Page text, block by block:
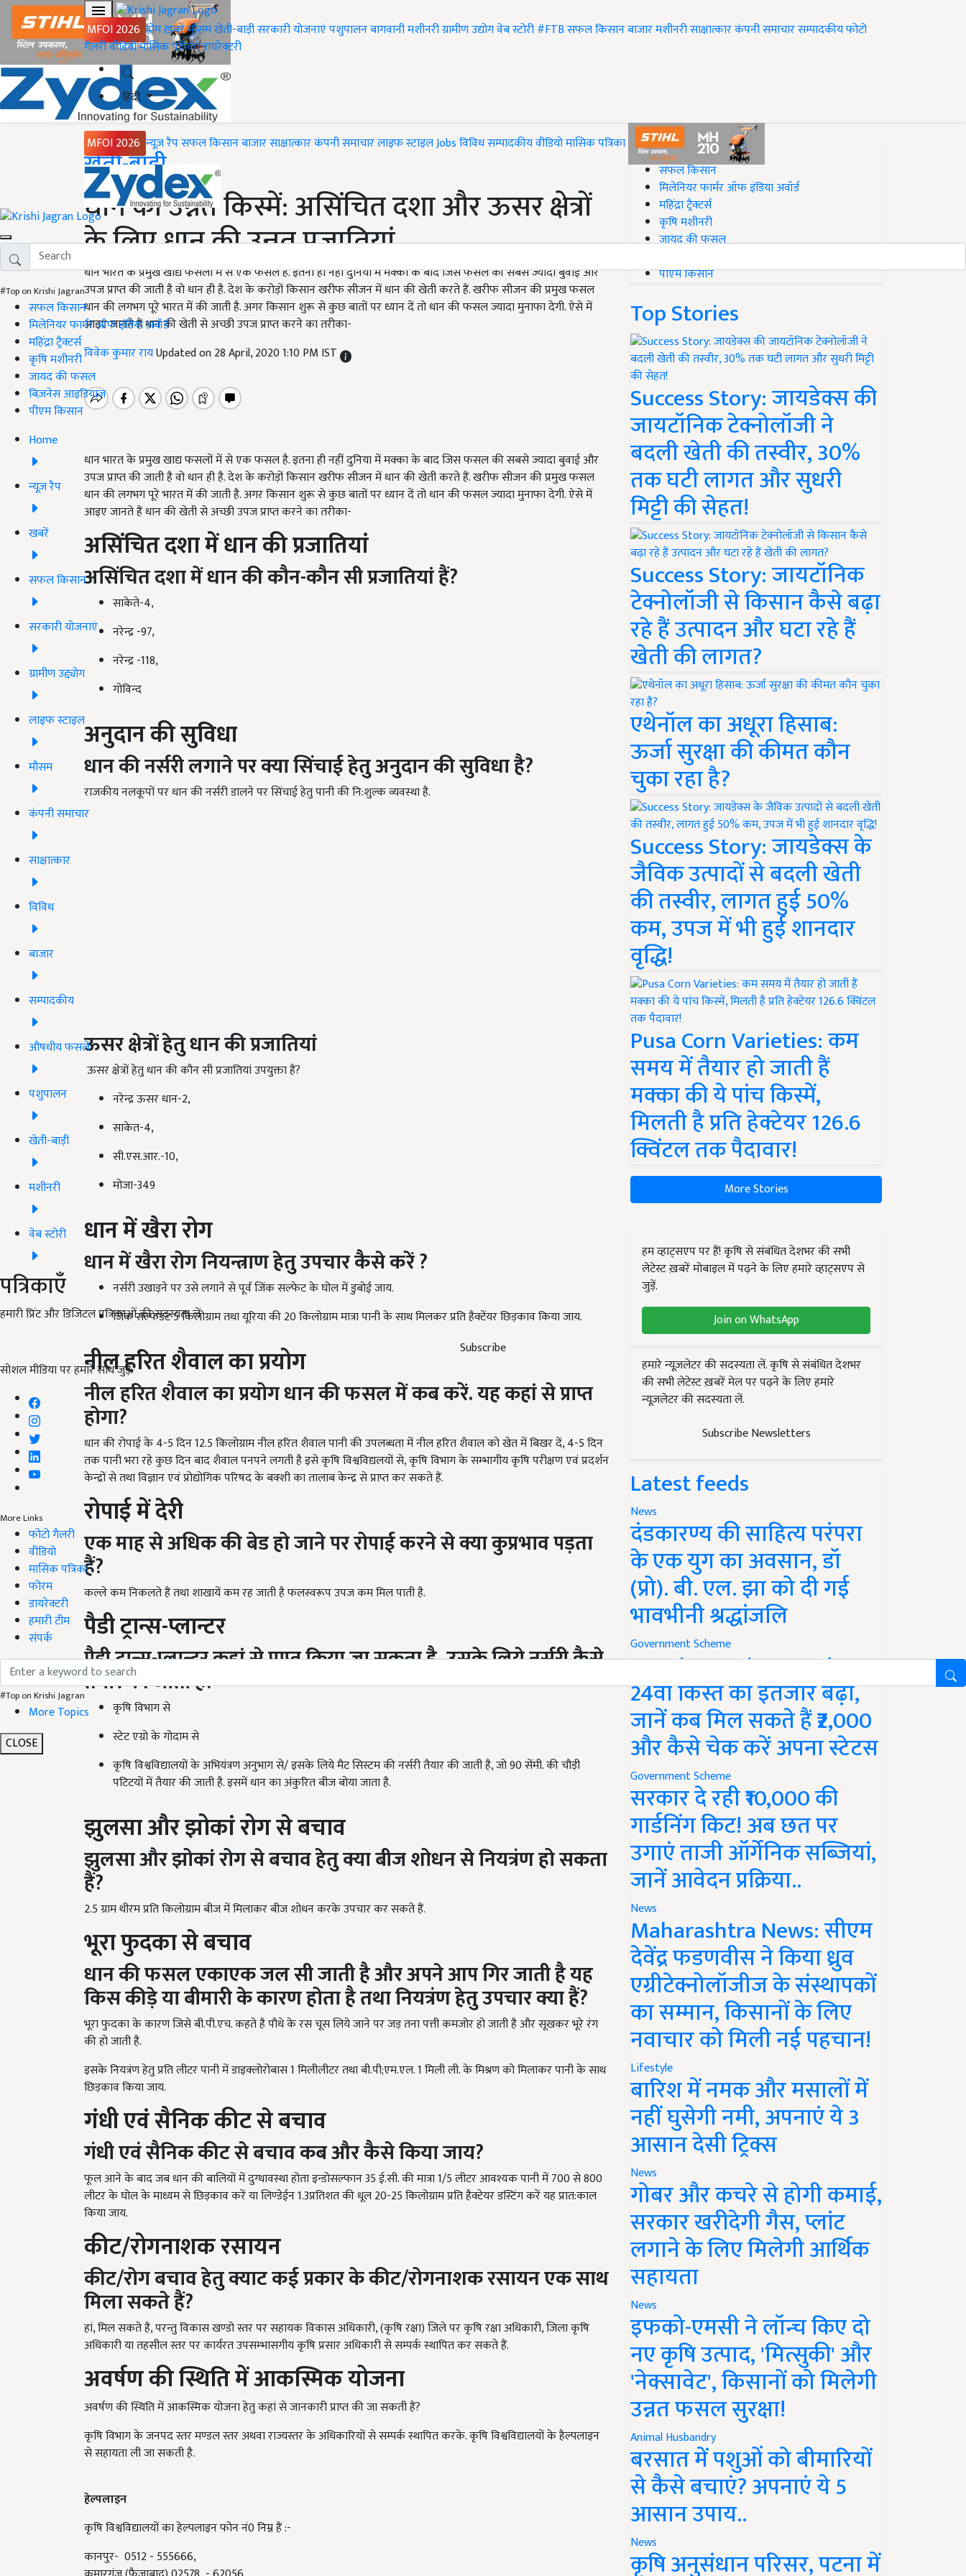
MFOI 2026 होमख़बरेंमौसमखेती-बाड़ीसरकारी योजनाएंपशुपालनबागवानीमशीनरीग्रामीण उद्योगवेब स्टोरी#FTBसफल किसानबाजारमशीनरीसाक्षात्कारकंपनी समाचारसम्पादकीयफोटो
गैलरीवीडियोमासिक पत्रिकाडायरेक्टरी
हिंदी
MFOI 2026 न्यूज़ रैपसफल किसानबाजारसाक्षात्कारकंपनी समाचारलाइफ स्टाइलJobsविविधसम्पादकीयवीडियोमासिक पत्रिका
#Top on Krishi Jagran
सफल किसान
मिलेनियर फार्मर ऑफ इंडिया अवॉर्ड
महिंद्रा ट्रैक्टर्स
कृषि मशीनरी
जायद की फसल
बिज़नेस आइडियाज
पीएम किसान
Home
न्यूज़ रैप
खबरें
सफल किसान
सरकारी योजनाएं
ग्रामीण उद्द्योग
लाइफ स्टाइल
मौसम
कंपनी समाचार
साक्षात्कार
विविध
बाजार
सम्पादकीय
औषधीय फसलें
पशुपालन
खेती-बाड़ी
मशीनरी
वेब स्टोरी
पत्रिकाएँ
हमारी प्रिंट और डिजिटल पत्रिकाओं की सदस्यता लें
Subscribe
सोशल मीडिया पर हमारे साथ जुड़ें:
More Links
फोटो गैलरी
वीडियो
मासिक पत्रिका
फोरम
डायरेक्टरी
हमारी टीम
संपर्क
#Top on Krishi Jagran
More Topics
CLOSE
Home
खेती-बाड़ी
धान की उन्नत किस्में: असिंचित दशा और ऊसर क्षेत्रों
के लिए धान की उन्नत प्रजातियां
धान भारत के प्रमुख खाद्य फसलों में से एक फसल है. इतना ही नहीं दुनिया में मक्का के बाद जिस फसल की सबसे ज्यादा बुवाई और
उपज प्राप्त की जाती है वो धान ही है. देश के करोड़ों किसान खरीफ सीजन में धान की खेती करते हैं. खरीफ सीजन की प्रमुख फसल
धान की लगभग पूरे भारत में की जाती है. अगर किसान शुरू से कुछ बातों पर ध्यान दें तो धान की फसल ज्यादा मुनाफा देगी. ऐसे में
आइए जानते हैं धान की खेती से अच्छी उपज प्राप्त करने का तरीका-
विवेक कुमार रायUpdated on 28 April, 2020 1:10 PM IST
धान भारत के प्रमुख खाद्य फसलों में से एक फसल है. इतना ही नहीं दुनिया में मक्का के बाद जिस फसल की सबसे ज्यादा बुवाई और
उपज प्राप्त की जाती है वो धान ही है. देश के करोड़ों किसान खरीफ सीजन में धान की खेती करते हैं. खरीफ सीजन की प्रमुख फसल
धान की लगभग पूरे भारत में की जाती है. अगर किसान शुरू से कुछ बातों पर ध्यान दें तो धान की फसल ज्यादा मुनाफा देगी. ऐसे में
आइए जानते हैं धान की खेती से अच्छी उपज प्राप्त करने का तरीका-
असिंचित दशा में धान की प्रजातियां
असिंचित दशा में धान की कौन-कौन सी प्रजातियां हैं?
साकेते-4,
नरेन्द्र -97,
नरेन्द्र -118,
गोविन्द
अनुदान की सुविधा
धान की नर्सरी लगाने पर क्या सिंचाई हेतु अनुदान की सुविधा है?
राजकीय नलकूपों पर धान की नर्सरी डालने पर सिंचाई हेतु पानी की नि:शुल्क व्यवस्था है.
ऊसर क्षेत्रों हेतु धान की प्रजातियां
ऊसर क्षेत्रों हेतु धान की कौन सी प्रजातियां उपयुक्ता हैं?
नरेन्द्र ऊसर धान-2,
साकेत-4,
सी.एस.आर.-10,
मोजा-349
धान में खैरा रोग
धान में खैरा रोग नियन्त्राण हेतु उपचार कैसे करें?
नर्सरी उखाड़ने पर उसे लगाने से पूर्व जिंक सल्फेट के घोल में डुबोई जाय.
जिंक सल्फेडट 5 किलोग्राम तथा यूरिया की 20 किलोग्राम मात्रा पानी के साथ मिलकर प्रति हैक्टेंयर छिड़काव किया जाय.
नील हरित शैवाल का प्रयोग
नील हरित शैवाल का प्रयोग धान की फसल में कब करें. यह कहां से प्राप्त
होगा?
धान की रोपाई के 4-5 दिन 12.5 किलोग्राम नील हरित शैवाल पानी की उपलब्धता में नील हरित शैवाल को खेत में बिखर दें, 4-5 दिन
तक पानी भरा रहे कुछ दिन बाद शैवाल पनपने लगती है इसे कृषि विश्वविद्यलयों से, कृषि विभाग के सम्भागीय कृषि परीक्षण एवं प्रदर्शन
केन्द्रों से तथा विज्ञान एवं प्रोद्योगिक परिषद के बक्शी का तालाब केन्द्र से प्राप्त कर सकते हैं.
रोपाई में देरी
एक माह से अधिक की बेड हो जाने पर रोपाई करने से क्या कुप्रभाव पड़ता
हैं?
कल्ले कम निकलते हैं तथा शाखायें कम रह जाती है फलस्वरूप उपज कम मिल पाती है.
पैडी ट्रान्स-प्लान्टर
पैडी ट्रान्स-प्लान्टर कहां से प्राप्तकिया जा सकता है,उसके लिये नर्सरी कैसे
तैयार की जाती हैं?
कृषि विभाग से
स्टे‍ट एग्रो के गोदाम से
कृषि विश्वविद्यालयों के अभियंत्रण अनुभाग से/ इसके लिये मैट सिस्टम की नर्सरी तैयार की जाती है, जो 90 सेंमी. की चौड़ी
पटिटयों में तैयार की जाती है. इसमें धान का अंकुरित बीज बोया जाता है.
झुलसा और झोकां रोग से बचाव
झुलसा और झोकां रोग से बचाव हेतु क्या बीज शोधन से नियत्रंण हो सकता
हैं?
2.5 ग्राम थीरम प्रति किलोग्राम बीज में मिलाकर बीज शोधन करके उपचार कर सकते हैं.
भूरा फुदका से बचाव
धान की फसल एकाएक जल सी जाती है और अपने आप गिर जाती है यह
किस कीड़े या बीमारी के कारण होता है तथा नियत्रंण हेतु उपचार क्या हैं?
भूरा फुदका के कारण जिसे बी.पी.एच. कहते है पौधे के रस चूस लिये जाने पर जड़ तना पत्ती कमजोर हो जाती है और सूखकर भूरे रंग
की हो जाती है.
इसके नियत्रंण हेतु प्रति लीटर पानी में डाइक्लोरोबास 1 मिलीलीटर तथा बी.पी;एम.एल. 1 मिली ली. के मिश्रण को मिलाकर पानी के साथ
छिड़काव किया जाय.
गंधी एवं सैनिक कीट से बचाव
गंधी एवं सैनिक कीट से बचाव कब और कैसे किया जाय?
फूल आने के बाद जब धान की बालियों में दुग्धावस्था होता इन्डोसल्फान 35 ई.सी. की मात्रा 1/5 लीटर आवश्यक पानी में 700 से 800
लीटर के घोल के माध्य‍म से छिड़काव करें या लिण्डेईन 1.3प्रतिशत की धूल 20-25 किलोग्राम प्रति हैक्टेयर डस्टिंग करें यह प्रात:काल
किया जाय.
कीट/रोगनाशक रसायन
कीट/रोग बचाव हेतु क्याट कई प्रकार के कीट/रोगनाशक रसायन एक साथ
मिला सकते हैं?
हां, मिल सकते है, परन्तु विकास खण्डो स्तर पर सहायक विकास अधिकारी, (कृषि रक्षा) जिले पर कृषि रक्षा अधिकारी, जिला कृषि
अधिकारी या तहसील स्तर पर कार्यरत उपसम्भासगीय कृषि प्रसार अधिकारी से सम्पर्क स्थापित कर सकते हैं.
अवर्षण की स्थिति में आकस्मिक योजना
अवर्षण की स्थिति में आकस्मिक योजना हेतु कहां से जानकारी प्राप्त की जा सकती हैं?
कृषि विभाग के जनपद स्तर मण्डल स्तर अथवा राज्यस्तर के अधिकारियों से सम्पर्क स्थापित करके. कृषि विश्वविद्यालयों के हैल्पलाइन
से सहायता ली जा सकती है.
हेल्पलाइन
कृषि विश्वविद्यालयों का हेल्पलाइन फोन नं0 निम्न हैं :-
कानपुर- 0512 - 555666,
#Top on Krishi Jagran
सफल किसान
मिलेनियर फार्मर ऑफ इंडिया अवॉर्ड
महिंद्रा ट्रैक्टर्स
कृषि मशीनरी
जायद की फसल
पीएम किसान
Top Stories
Success Story: जायडेक्स की
जायटॉनिक टेक्नोलॉजी ने
बदली खेती की तस्वीर, 30%
तक घटी लागत और सुधरी
मिट्टी की सेहत!
Success Story: जायटॉनिक
टेक्नोलॉजी से किसान कैसे बढ़ा
रहे हैं उत्पादन और घटा रहे हैं
खेती की लागत?
एथेनॉल का अधूरा हिसाब:
ऊर्जा सुरक्षा की कीमत कौन
चुका रहा है?
Success Story: जायडेक्स के
जैविक उत्पादों से बदली खेती
की तस्वीर, लागत हुई 50%
कम, उपज में भी हुई शानदार
वृद्धि!
Pusa Corn Varieties: कम
समय में तैयार हो जाती हैं
मक्का की ये पांच किस्में,
मिलती है प्रति हेक्टेयर 126.6
क्विंटल तक पैदावार!
More Stories
हम व्हाट्सएप पर हैं! कृषि से संबंधित देशभर की सभी
लेटेस्ट ख़बरें मोबाइल में पढ़ने के लिए हमारे व्हाट्सएप से
जुड़ें.
Join on WhatsApp
हमारे न्यूज़लेटर की सदस्यता लें. कृषि से संबंधित देशभर
की सभी लेटेस्ट ख़बरें मेल पर पढ़ने के लिए हमारे
न्यूज़लेटर की सदस्यता लें.
Subscribe Newsletters
Latest feeds
News
दंडकारण्य की साहित्य परंपरा
के एक युग का अवसान, डॉ
(प्रो). बी. एल. झा को दी गई
भावभीनी श्रद्धांजलि
Government Scheme
PM Kisan Yojana Update:
24वीं किस्त का इंतजार बढ़ा,
जानें कब मिल सकते हैं ₹2,000
और कैसे चेक करें अपना स्टेटस
Government Scheme
सरकार दे रही ₹10,000 की
गार्डनिंग किट! अब छत पर
उगाएं ताजी ऑर्गेनिक सब्जियां,
जानें आवेदन प्रक्रिया..
News
Maharashtra News: सीएम
देवेंद्र फडणवीस ने किया ध्रुव
एग्रीटेक्नोलॉजीज के संस्थापकों
का सम्मान, किसानों के लिए
नवाचार को मिली नई पहचान!
Lifestyle
बारिश में नमक और मसालों में
नहीं घुसेगी नमी, अपनाएं ये 3
आसान देसी ट्रिक्स
News
गोबर और कचरे से होगी कमाई,
सरकार खरीदेगी गैस, प्लांट
लगाने के लिए मिलेगी आर्थिक
सहायता
News
इफको-एमसी ने लॉन्च किए दो
नए कृषि उत्पाद, 'मित्सुकी' और
'नेक्सावेट', किसानों को मिलेगी
उन्नत फसल सुरक्षा!
Animal Husbandry
बरसात में पशुओं को बीमारियों
से कैसे बचाएं? अपनाएं ये 5
आसान उपाय..
News
कृषि अनुसंधान परिसर, पटना में